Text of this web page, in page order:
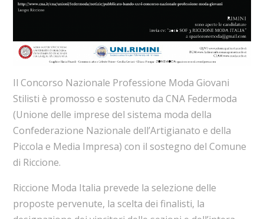
Il Concorso Nazionale Professione Moda Giovani
Stilisti è promosso e sostenuto da CNA Federmoda
(Unione delle imprese del sistema moda della
Confederazione Nazionale dell’Artigianato e della
Piccola e Media Impresa) con il sostegno del Comune
di Riccione.
Riccione Moda Italia prevede la selezione delle
proposte pervenute, la scelta dei finalisti, la